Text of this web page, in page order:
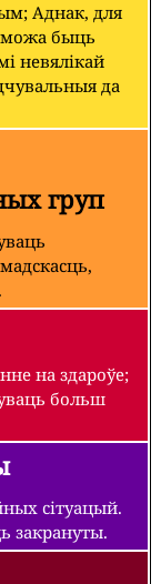
Аднак, для
можа быць
невялікай
да
груп
на здароўе;
больш
сітуацый.
закрануты.